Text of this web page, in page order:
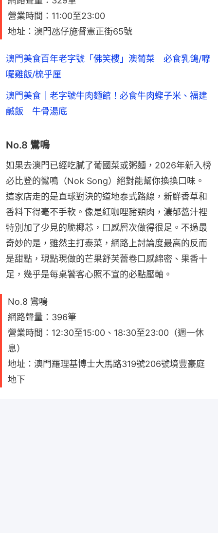
營業時間：11:00至23:00
地址：澳門氹仔施督憲正街65號
澳門美食百年老字號「佛笑樓」澳葡菜 必食乳鴿/嚤
囉雞飯/梳乎厘
澳門美食｜老字號牛肉麵館！必食牛肉蟶子米、福建
鹹飯 牛骨湯底
No.8 鸞鳴
如果去澳門已經吃膩了葡國菜或粥麵，2026年新入榜
必比登的鸞鳴（Nok Song）絕對能幫你換換口味。
這家店走的是直球對決的道地泰式路線，新鮮香草和
香料下得毫不手軟。像是紅咖哩豬頸肉，濃郁醬汁裡
特別加了少見的脆椰芯，口感層次做得很足。不過最
奇妙的是，雖然主打泰菜，網路上討論度最高的反而
是甜點，現點現做的芒果舒芙蕾卷口感綿密、果香十
足，幾乎是每桌饕客心照不宣的必點壓軸。
No.8 鸞鳴
網路聲量：396筆
營業時間：12:30至15:00、18:30至23:00（週一休
息）
地址：澳門羅理基博士大馬路319號206號境豐豪庭
地下